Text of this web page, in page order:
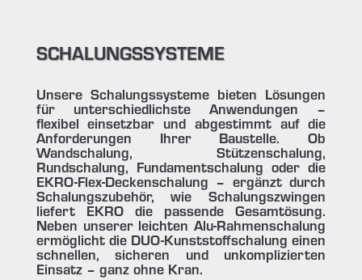
SCHALUNGSSYSTEME
Unsere Schalungssysteme bieten Lösungen
für unterschiedlichste Anwendungen –
flexibel einsetzbar und abgestimmt auf die
Anforderungen Ihrer Baustelle. Ob
Wandschalung, Stützenschalung,
Rundschalung, Fundamentschalung oder die
EKRO-Flex-Deckenschalung – ergänzt durch
Schalungszubehör, wie Schalungszwingen
liefert EKRO die passende Gesamtösung.
Neben unserer leichten Alu-Rahmenschalung
ermöglicht die DUO-Kunststoffschalung einen
schnellen, sicheren und unkomplizierten
Einsatz – ganz ohne Kran.